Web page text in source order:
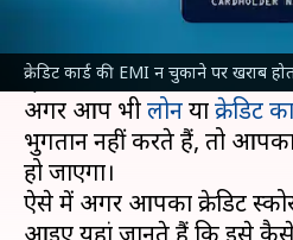
क्रेडिट कार्ड की EMI न चुकाने पर खराब
कई बार ऐसा भी होता है कि
बावजूद लोन नहीं मिल पाता
क्रे़डिट स्कोर को बताते हैं।
अगर आप भीलोनयाक्रेडिट
भुगतान नहीं करते हैं, तो आपका
हो जाएगा।
ऐसे में अगर आपका क्रेडिट